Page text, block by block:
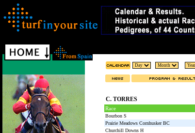
C. TORRES
Race
Bourbon S
Prairie Meadows Cornhusker BC
Churchill Downs H